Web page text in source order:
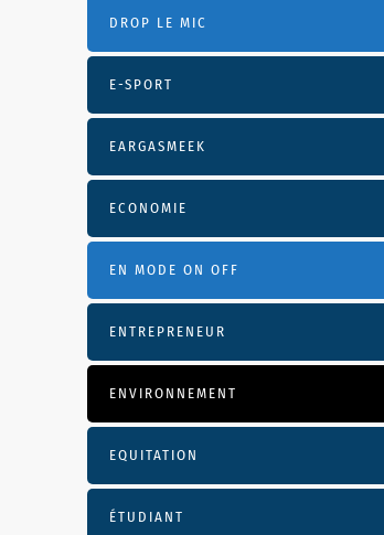
DROP LE MIC
E-SPORT
EARGASMEEK
ECONOMIE
EN MODE ON OFF
ENTREPRENEUR
ENVIRONNEMENT
EQUITATION
ÉTUDIANT